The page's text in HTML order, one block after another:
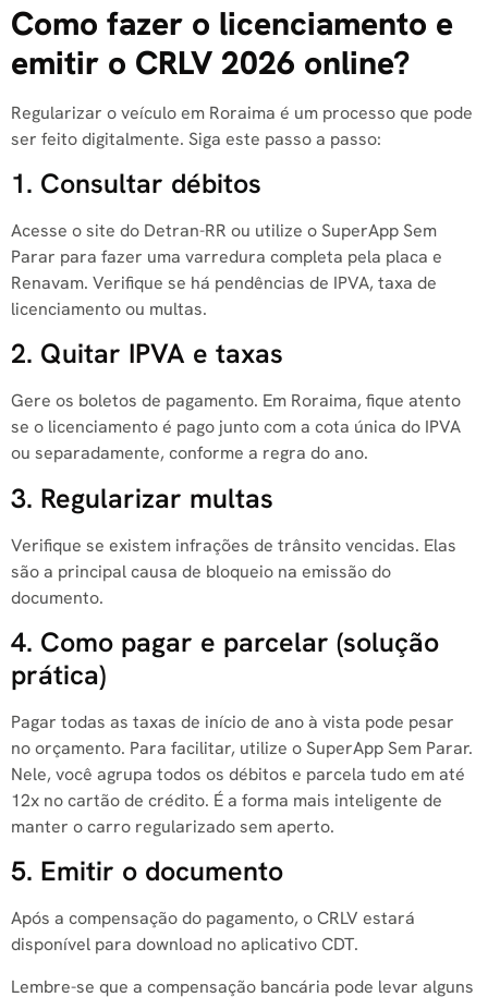
Como fazer o licenciamento e
emitir o CRLV 2026 online?
Regularizar o veículo em Roraima é um processo que pode
ser feito digitalmente. Siga este passo a passo:
1. Consultar débitos
Acesse o site do Detran-RR ou utilize o SuperApp Sem
Parar para fazer uma varredura completa pela placa e
Renavam. Verifique se há pendências de IPVA, taxa de
licenciamento ou multas.
2. Quitar IPVA e taxas
Gere os boletos de pagamento. Em Roraima, fique atento
se o licenciamento é pago junto com a cota única do IPVA
ou separadamente, conforme a regra do ano.
3. Regularizar multas
Verifique se existem infrações de trânsito vencidas. Elas
são a principal causa de bloqueio na emissão do
documento.
4. Como pagar e parcelar (solução
prática)
Pagar todas as taxas de início de ano à vista pode pesar
no orçamento. Para facilitar, utilize o SuperApp Sem Parar.
Nele, você agrupa todos os débitos e parcela tudo em até
12x no cartão de crédito. É a forma mais inteligente de
manter o carro regularizado sem aperto.
5. Emitir o documento
Após a compensação do pagamento, o CRLV estará
disponível para download no aplicativo CDT.
Lembre-se que a compensação bancária pode levar alguns